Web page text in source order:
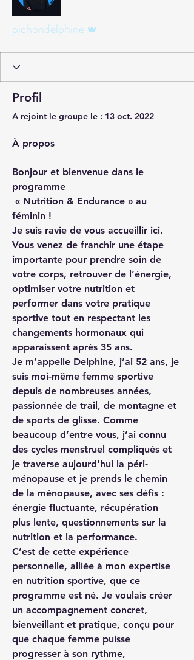
pichondelphine
Profil
A rejoint le groupe le : 13 oct. 2022
À propos
Bonjour et bienvenue dans le
programme
« Nutrition & Endurance » au
féminin !
Je suis ravie de vous accueillir ici.
Vous venez de franchir une étape
importante pour prendre soin de
votre corps, retrouver de l’énergie,
optimiser votre nutrition et
performer dans votre pratique
sportive tout en respectant les
changements hormonaux qui
apparaissent après 35 ans.
Je m’appelle Delphine, j’ai 52 ans, je
suis moi-même femme sportive
depuis de nombreuses années,
passionnée de trail, de montagne et
de sports de glisse. Comme
beaucoup d’entre vous, j’ai connu
des cycles menstruel compliqués et
je traverse aujourd'hui la péri-
ménopause et je prends le chemin
de la ménopause, avec ses défis :
énergie fluctuante, récupération
plus lente, questionnements sur la
nutrition et la performance.
C’est de cette expérience
personnelle, alliée à mon expertise
en nutrition sportive, que ce
programme est né. Je voulais créer
un accompagnement concret,
bienveillant et pratique, conçu pour
que chaque femme puisse
progresser à son rythme,